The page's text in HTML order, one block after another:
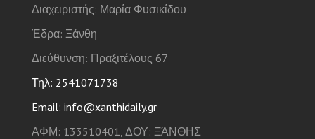
Διαχειριστής: Μαρία Φυσικίδου
Έδρα: Ξάνθη
Διεύθυνση: Πραξιτέλους 67
Τηλ: 2541071738
Email: info@xanthidaily.gr
ΑΦΜ: 133510401, ΔΟΥ: ΞΆΝΘΗΣ